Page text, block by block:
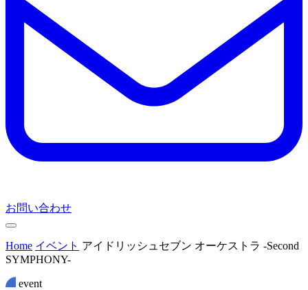
お問い合わせ
Home イベント アイドリッシュセブン オーケストラ -Second
SYMPHONY-
event